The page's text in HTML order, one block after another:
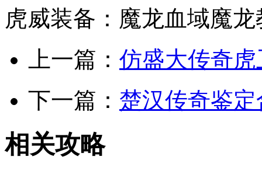
虎威装备：魔龙血域魔
上一篇： 仿盛大传奇
下一篇： 楚汉传奇鉴
相关攻略